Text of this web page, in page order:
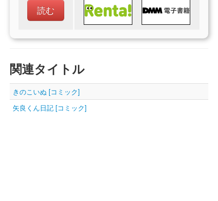
読む
関連タイトル
きのこいぬ [コミック]
矢良くん日記 [コミック]